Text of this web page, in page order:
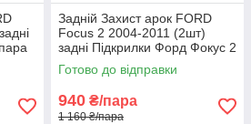
Задній Захист арок FORD
Focus 2 2004-2011 (2шт)
задні Підкрилки Форд Фокус 2
пара задніх
Готово до відправки
940 ₴/пара
1 160 ₴/пара